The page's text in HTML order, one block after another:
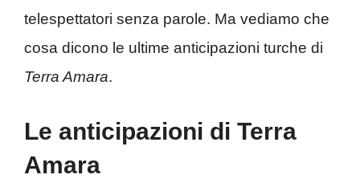
telespettatori senza parole. Ma vediamo che
cosa dicono le ultime anticipazioni turche di
Terra Amara.
Le anticipazioni di Terra
Amara